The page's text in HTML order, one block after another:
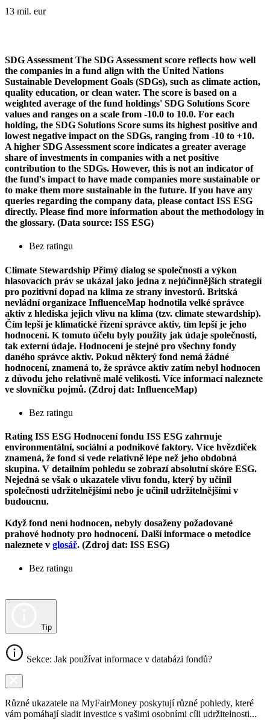
13 mil. eur
SDG Assessment The SDG Assessment score reflects how well
the companies in a fund align with the United Nations
Sustainable Development Goals (SDGs), such as climate action,
quality education, or clean water. The score is based on a
weighted average of the fund holdings' SDG Solutions Score
values and ranges on a scale from -10.0 to 10.0. For each
holding, the SDG Solutions Score sums its highest positive and
lowest negative impact on the SDGs, ranging from -10 to +10.
A higher SDG Assessment score indicates a greater average
share of investments in companies with a net positive
contribution to the SDGs. However, this is not an indicator of
the fund's impact to have made companies more sustainable or
to make them more sustainable in the future. If you have any
queries regarding the company data, please contact ISS ESG
directly. Please find more information about the methodology in
the glossary. (Data source: ISS ESG)
Bez ratingu
Climate Stewardship Přímý dialog se společností a výkon
hlasovacích práv se ukázal jako jedna z nejúčinnějších strategií
pro pozitivní dopad na klima ze strany investorů. Britská
nevládní organizace InfluenceMap hodnotila velké správce
aktiv z hlediska jejich vlivu na klima (tzv. climate stewardship).
Čím lepší je klimatické řízení správce aktiv, tím lepší je jeho
hodnocení. K tomuto účelu byly použity jak údaje společnosti,
tak externí údaje. Hodnocení je stejné pro všechny fondy
daného správce aktiv. Pokud některý fond nemá žádné
hodnocení, znamená to, že správce aktiv zatím nebyl hodnocen
z důvodu jeho relativně malé velikosti. Více informací naleznete
ve slovníčku pojmů. (Zdroj dat: InfluenceMap)
Bez ratingu
Rating ISS ESG Hodnocení fondu ISS ESG zahrnuje
environmentální, sociální a podnikové faktory. Více hvězdiček
znamená, že fond si vede relativně lépe než jeho obdobná
skupina. V detailním pohledu se zobrazí absolutní skóre ESG.
Nejedná se však o ukazatele vlivu fondu, který by učinil
společnosti udržitelnějšími nebo je učinil udržitelnějšími v
budoucnu.
Když fond není hodnocen, nebyly dosaženy požadované
prahové hodnoty pro hodnocení. Další informace o metodice
naleznete v glosář. (Zdroj dat: ISS ESG)
Bez ratingu
Tip
Sekce: Jak používat informace v databázi fondů?
Různé ukazatele na MyFairMoney poskytují různé pohledy, které
vám pomáhají sladit investice s vašimi osobními cíli udržitelnosti...